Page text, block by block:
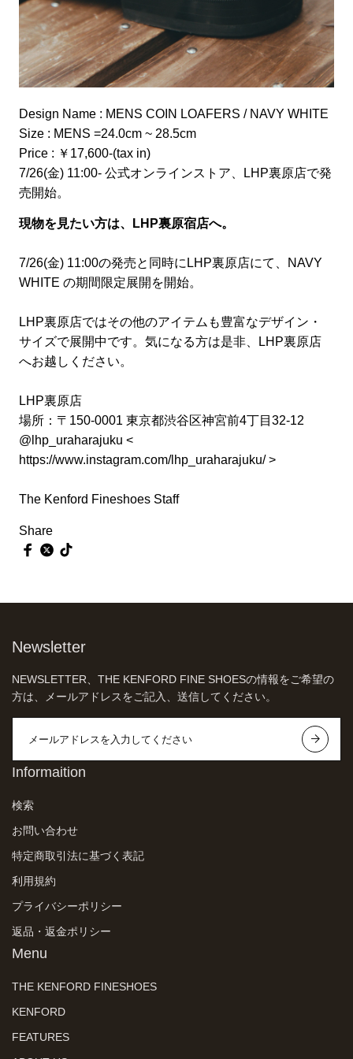
Design Name : MENS COIN LOAFERS / NAVY WHITE
Size : MENS =24.0cm ~ 28.5cm
Price : ￥17,600-(tax in)
7/26(金) 11:00- 公式オンラインストア、LHP裏原店で発
売開始。
現物を見たい方は、LHP裏原宿店へ。
7/26(金) 11:00の発売と同時にLHP裏原店にて、NAVY
WHITE の期間限定展開を開始。
LHP裏原店ではその他のアイテムも豊富なデザイン・
サイズで展開中です。気になる方は是非、LHP裏原店
へお越しください。
LHP裏原店
場所：〒150-0001 東京都渋谷区神宮前4丁目32-12
@lhp_uraharajuku <
https://www.instagram.com/lhp_uraharajuku/>
The Kenford Fineshoes Staff
Share
Newsletter
NEWSLETTER、THE KENFORD FINE SHOESの情報をご希望の
方は、メールアドレスをご記入、送信してください。
Informaition
検索
お問い合わせ
特定商取引法に基づく表記
利用規約
プライバシーポリシー
返品・返金ポリシー
Menu
THE KENFORD FINESHOES
KENFORD
FEATURES